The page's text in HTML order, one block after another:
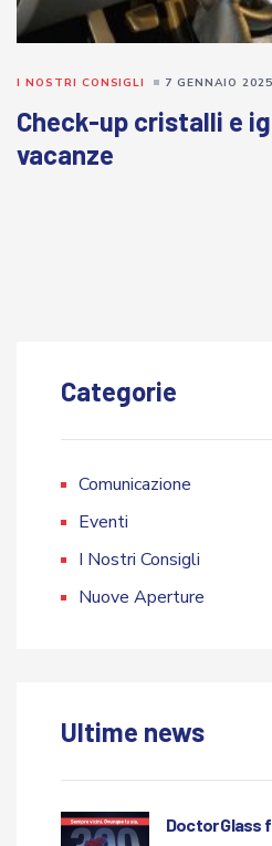
Check-up cristalli e
vacanze
I NOSTRI CONSIGLI 7 GENNAIO 2025
Categorie
Comunicazione
Eventi
I Nostri Consigli
Nuove Aperture
Ultime news
Doctor Glass